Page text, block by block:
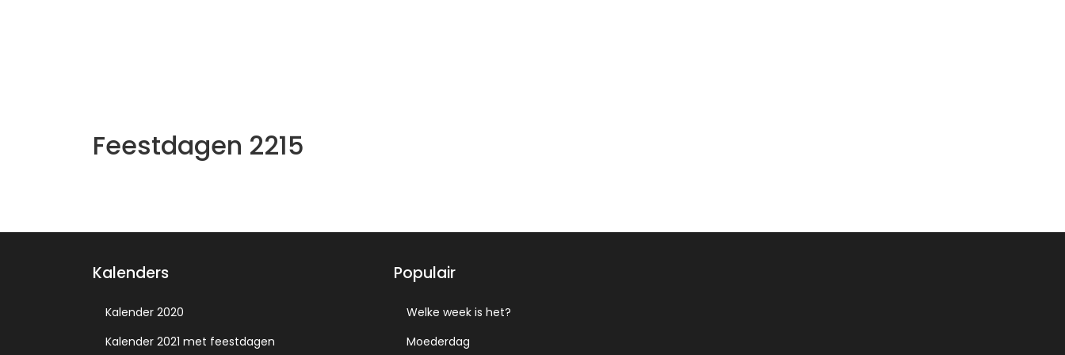
Feestdagen 2215
Kalenders
Kalender 2020
Kalender 2021 met feestdagen
Populair
Welke week is het?
Moederdag